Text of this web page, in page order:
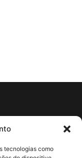
tecnologias como